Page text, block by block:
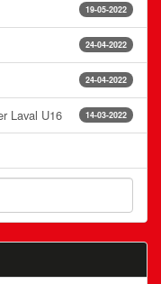
19-05-2022
24-04-2022
24-04-2022
14-03-2022
Laval U16